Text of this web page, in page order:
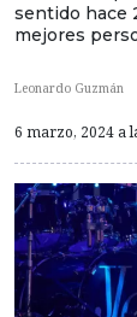
sentido hace
mejores
Leonardo Guzmán
6 marzo, 2024 a